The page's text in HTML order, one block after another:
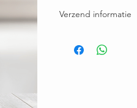
Verzend informatie
Gratis verzending